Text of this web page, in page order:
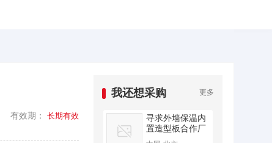
有效期： 长期有效
我还想采购 更多
寻求外墙保温内
置造型板合作厂
家